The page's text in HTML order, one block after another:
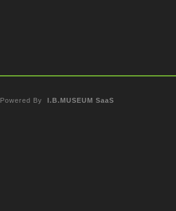
Powered By I.B.MUSEUM SaaS